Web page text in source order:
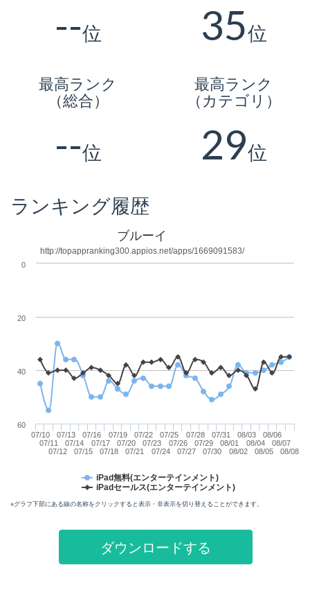
--位 35位
最高ランク
（総合）
--位
最高ランク
（カテゴリ）
29位
ランキング履歴
ブルーイ
http://topappranking300.appios.net/apps/1669091583/
iPad無料(エンターテインメント)
iPadセールス(エンターテインメント)
07/10
07/11
07/12
07/13
07/14
07/15
07/16
07/17
07/18
07/19
07/20
07/21
07/22
07/23
07/24
07/25
07/26
07/27
07/28
07/29
07/30
07/31
08/01
08/02
08/03
08/04
08/05
08/06
08/07
08/08
0
20
40
60
※グラフ下部にある線の名称をクリックすると表示・非表示を切り替えることができます。
ダウンロードする